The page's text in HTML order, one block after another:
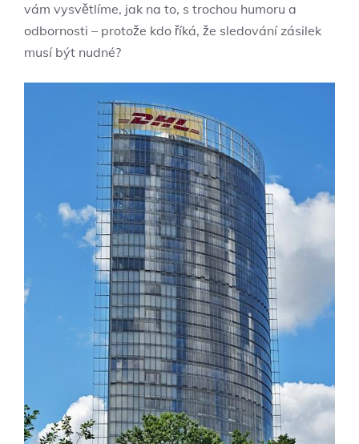
vám vysvětlíme, jak na to, s trochou humoru a
odbornosti – protože kdo říká, že sledování zásilek
musí být nudné?